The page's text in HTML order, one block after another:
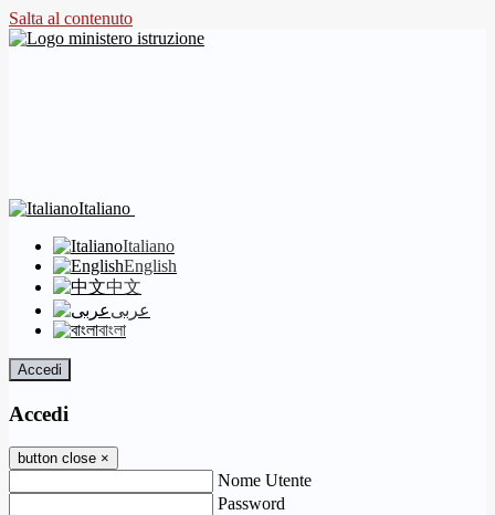
Salta al contenuto
Italiano
Italiano
English
中文
عربى
বাংলা
Accedi
Accedi
button close ×
Nome Utente
Password